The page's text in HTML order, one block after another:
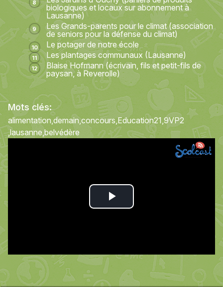
biologiques et locaux sur abonnement à
Lausanne)
Les Grands-parents pour le climat (association
de seniors pour la défense du climat)
Le potager de notre école
Les plantages communaux (Lausanne)
Blaise Hofmann (écrivain, fils et petit-fils de
paysan, à Reverolle)
Mots clés:
alimentation demain concours Education21 9VP2
lausanne belvédère
Play